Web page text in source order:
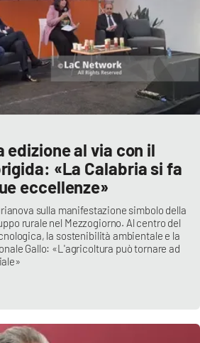
al via con il
«La Calabria si fa
eccellenze»
sulla manifestazione simbolo della
rurale nel Mezzogiorno. Al centro del
la sostenibilità ambientale e la
Gallo: «L'agricoltura può tornare ad